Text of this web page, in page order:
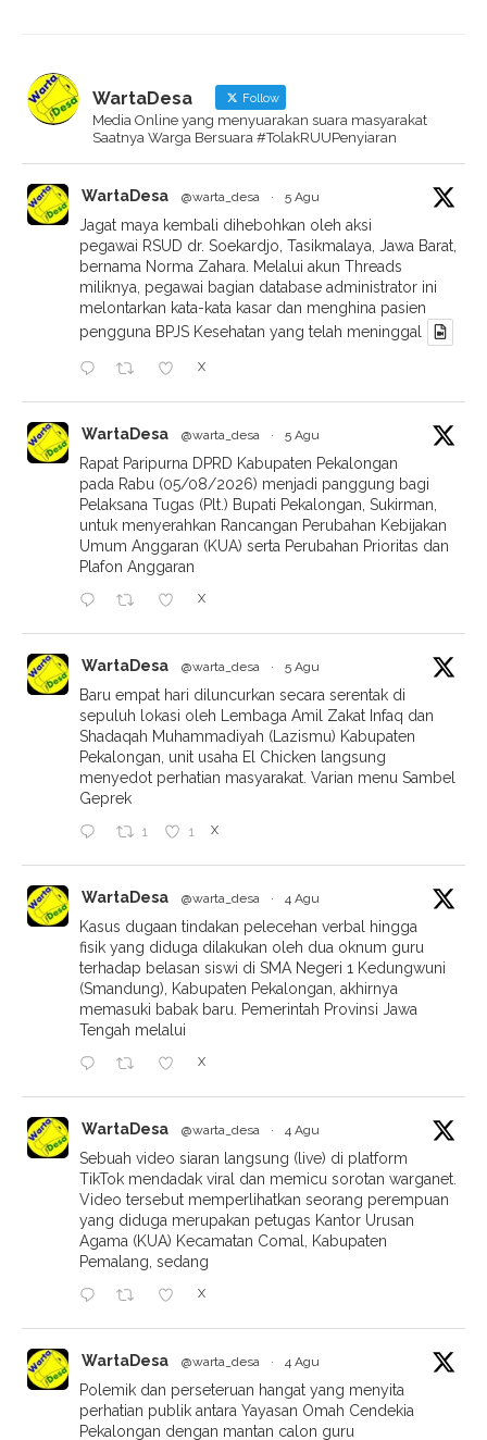
WartaDesa Follow
Media Online yang menyuarakan suara masyarakat
Saatnya Warga Bersuara #TolakRUUPenyiaran
WartaDesa @warta_desa · 5 Agu
Jagat maya kembali dihebohkan oleh aksi
pegawai RSUD dr. Soekardjo, Tasikmalaya, Jawa Barat,
bernama Norma Zahara. Melalui akun Threads
miliknya, pegawai bagian database administrator ini
melontarkan kata-kata kasar dan menghina pasien
pengguna BPJS Kesehatan yang telah meninggal
X
WartaDesa @warta_desa · 5 Agu
Rapat Paripurna DPRD Kabupaten Pekalongan
pada Rabu (05/08/2026) menjadi panggung bagi
Pelaksana Tugas (Plt.) Bupati Pekalongan, Sukirman,
untuk menyerahkan Rancangan Perubahan Kebijakan
Umum Anggaran (KUA) serta Perubahan Prioritas dan
Plafon Anggaran
X
WartaDesa @warta_desa · 5 Agu
Baru empat hari diluncurkan secara serentak di
sepuluh lokasi oleh Lembaga Amil Zakat Infaq dan
Shadaqah Muhammadiyah (Lazismu) Kabupaten
Pekalongan, unit usaha El Chicken langsung
menyedot perhatian masyarakat. Varian menu Sambel
Geprek
1 1 X
WartaDesa @warta_desa · 4 Agu
Kasus dugaan tindakan pelecehan verbal hingga
fisik yang diduga dilakukan oleh dua oknum guru
terhadap belasan siswi di SMA Negeri 1 Kedungwuni
(Smandung), Kabupaten Pekalongan, akhirnya
memasuki babak baru. Pemerintah Provinsi Jawa
Tengah melalui
X
WartaDesa @warta_desa · 4 Agu
Sebuah video siaran langsung (live) di platform
TikTok mendadak viral dan memicu sorotan warganet.
Video tersebut memperlihatkan seorang perempuan
yang diduga merupakan petugas Kantor Urusan
Agama (KUA) Kecamatan Comal, Kabupaten
Pemalang, sedang
X
WartaDesa @warta_desa · 4 Agu
Polemik dan perseteruan hangat yang menyita
perhatian publik antara Yayasan Omah Cendekia
Pekalongan dengan mantan calon guru